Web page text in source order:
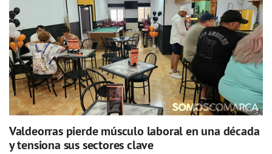
Valdeorras pierde músculo laboral en una década
y tensiona sus sectores clave